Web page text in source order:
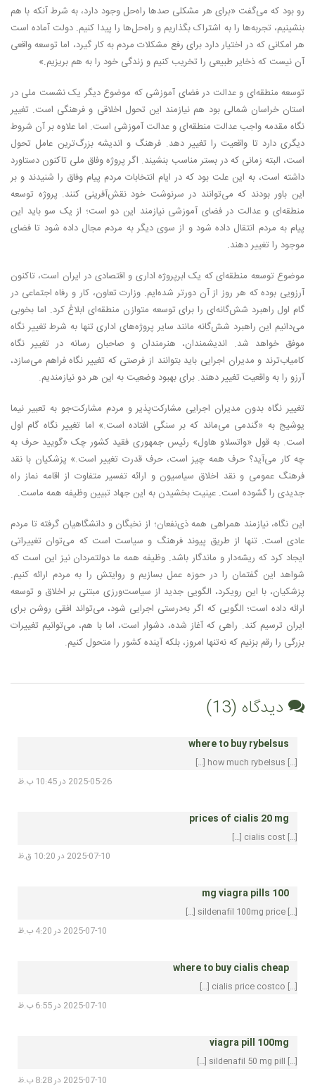
رو بود که می‌گفت «برای هر مشکلی صدها راه‌حل وجود دارد، به شرط آنکه با هم
بنشینیم، تجربه‌ها را به اشتراک بگذاریم و راه‌حل‌ها را پیدا کنیم. دولت آماده است
هر امکانی که در اختیار دارد برای رفع مشکلات مردم به کار گیرد، اما توسعه واقعی
آن نیست که ذخایر طبیعی را تخریب کنیم و زندگی خود را به هم بریزیم.»
توسعه منطقه‌ای و عدالت در فضای آموزشی که موضوع دیگر یک نشست ملی در
استان خراسان شمالی بود هم نیازمند این تحول اخلاقی و فرهنگی است. تغییر
نگاه مقدمه واجب عدالت منطقه‌ای و عدالت آموزشی است. اما علاوه بر آن شروط
دیگری دارد تا واقعیت را تغییر دهد. فرهنگ و اندیشه بزرگ‌ترین عامل تحول
است، البته زمانی که در بستر مناسب بنشیند. اگر پروژه وفاق ملی تاکنون دستاورد
داشته است، به این علت بود که در ایام انتخابات مردم پیام وفاق را شنیدند و بر
این باور بودند که می‌توانند در سرنوشت خود نقش‌آفرینی کنند. پروژه توسعه
منطقه‌ای و عدالت در فضای آموزشی نیازمند این دو است؛ از یک سو باید این
پیام به مردم انتقال داده شود و از سوی دیگر به مردم مجال داده شود تا فضای
موجود را تغییر دهند.
موضوع توسعه منطقه‌ای که یک ابرپروژه اداری و اقتصادی در ایران است، تاکنون
آرزویی بوده که هر روز از آن دورتر شده‌ایم. وزارت تعاون، کار و رفاه اجتماعی در
گام اول راهبرد شش‌گانه‌ای را برای توسعه متوازن منطقه‌ای ابلاغ کرد. اما بخوبی
می‌دانیم این راهبرد شش‌گانه مانند سایر پروژه‌های اداری تنها به شرط تغییر نگاه
موفق خواهد شد. اندیشمندان، هنرمندان و صاحبان رسانه در تغییر نگاه
کامیاب‌ترند و مدیران اجرایی باید بتوانند از فرصتی که تغییر نگاه فراهم می‌سازد،
آرزو را به واقعیت تغییر دهند. برای بهبود وضعیت به این هر دو نیازمندیم.
تغییر نگاه بدون مدیران اجرایی مشارکت‌پذیر و مردم مشارکت‌جو به تعبیر نیما
یوشیج به «گندمی می‌ماند که بر سنگی افتاده است.» اما تغییر نگاه گام اول
است. به قول «واتسلاو هاول» رئیس‌ جمهوری فقید کشور چک «گویید حرف به
چه کار می‌آید؟ حرف همه چیز است، حرف قدرت تغییر است.» پزشکیان با نقد
فرهنگ عمومی و نقد اخلاق سیاسیون و ارائه تفسیر متفاوت از اقامه نماز راه
جدیدی را گشوده است. عینیت بخشیدن به این جهاد تبیین وظیفه همه ماست.
این نگاه، نیازمند همراهی همه ذی‌نفعان؛ از نخبگان و دانشگاهیان گرفته تا مردم
عادی است. تنها از طریق پیوند فرهنگ و سیاست است که می‌توان تغییراتی
ایجاد کرد که ریشه‌دار و ماندگار باشد. وظیفه همه ما دولتمردان نیز این است که
شواهد این گفتمان را در حوزه عمل بسازیم و روایتش را به مردم ارائه کنیم.
پزشکیان، با این رویکرد، الگویی جدید از سیاست‌ورزی مبتنی بر اخلاق و توسعه
ارائه داده است؛ الگویی که اگر به‌درستی اجرایی شود، می‌تواند افقی روشن برای
ایران ترسیم کند. راهی که آغاز شده، دشوار است، اما با هم، می‌توانیم تغییرات
بزرگی را رقم بزنیم که نه‌تنها امروز، بلکه آینده کشور را متحول کنیم.
دیدگاه (13)
where to buy rybelsus
[…] how much rybelsus […]
2025-05-26 در 10:45 ب.ظ
prices of cialis 20 mg
[…] cialis cost […]
2025-07-10 در 10:20 ق.ظ
100 mg viagra pills
[…] sildenafil 100mg price […]
2025-07-10 در 4:20 ب.ظ
where to buy cialis cheap
[…] cialis price costco […]
2025-07-10 در 6:55 ب.ظ
viagra pill 100mg
[…] sildenafil 50 mg pill […]
2025-07-10 در 8:28 ب.ظ